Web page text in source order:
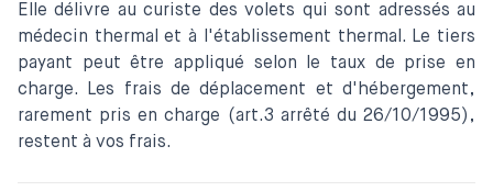
Elle délivre au curiste des volets qui sont adressés au
médecin thermal et à l'établissement thermal. Le tiers
payant peut être appliqué selon le taux de prise en
charge. Les frais de déplacement et d'hébergement,
rarement pris en charge (art.3 arrêté du 26/10/1995),
restent à vos frais.